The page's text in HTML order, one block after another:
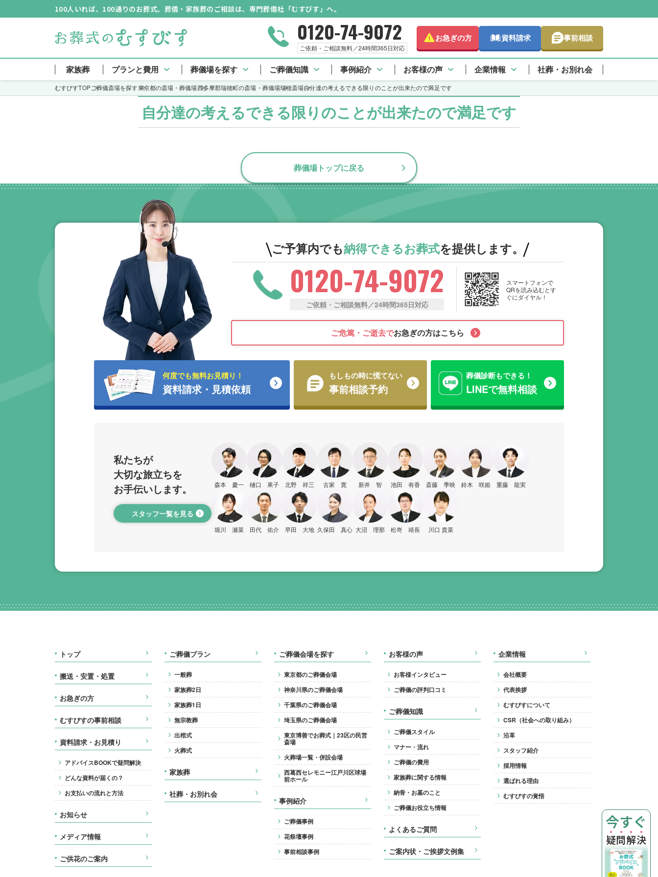
100人いれば、100通りのお葬式。葬儀・家族葬のご相談は、専門葬儀社「むすびす」へ。
0120-74-9072
ご依頼・ご相談無料／24時間365日対応
お急ぎの方 資料請求 事前相談
家族葬 プランと費用 葬儀場を探す ご葬儀知識 事例紹介 お客様の声 企業情報 社葬・お別れ会
むすびすTOPご葬儀斎場を探す東京都の斎場・葬儀場西多摩郡瑞穂町の斎場・葬儀場瑞穂斎場自分達の考えるできる限りのことが出来たので満足です
自分達の考えるできる限りのことが出来たので満足です
葬儀場トップに戻る
瑞穂斎場 TOP 施設料金 口コミ一覧 アクセス情報
さらに詳しく
ご予算内でも納得できるお葬式を提供します。
0120-74-9072
ご依頼・ご相談無料／24時間365日対応
スマートフォンで
QRを読み込むとす
ぐにダイヤル！
ご危篤・ご逝去でお急ぎの方はこちら
何度でも無料お見積り！
資料請求・ 見積依頼
もしもの時に慌てない
事前相談予約
葬儀診断もできる！
LINEで無料相談
私たちが
大切な旅立ちを
お手伝いします。
スタッフ一覧を見る
森本 慶一 樋口 果子 北野 祥三 古家 寛 新井 智 池田 有香 斎藤 季映 鈴木 咲姫 重藤 龍実
堀川 瀬菜 田代 佑介 早田 大地 久保田 真心 大沼 理那 松嵜 靖長 川口 貴菜
トップ
搬送・安置・処置
お急ぎの方
むすびすの事前相談
資料請求・お見積り
アドバイスBOOKで疑問解決
どんな資料が届くの？
お支払いの流れと方法
お知らせ
メディア情報
ご供花のご案内
ご葬儀プラン
一般葬
家族葬2日
家族葬1日
無宗教葬
出棺式
火葬式
家族葬
社葬・お別れ会
ご葬儀会場を探す
東京都のご葬儀会場
神奈川県のご葬儀会場
千葉県のご葬儀会場
埼玉県のご葬儀会場
東京博善でお葬式｜23区の民営
斎場
火葬場一覧・併設会場
西葛西セレモニー江戸川区球場
前ホール
事例紹介
ご葬儀事例
花祭壇事例
事前相談事例
お客様の声
お客様インタビュー
ご葬儀の評判口コミ
ご葬儀知識
ご葬儀スタイル
マナー・流れ
ご葬儀の費用
家族葬に関する情報
納骨・お墓のこと
ご葬儀お役立ち情報
よくあるご質問
ご案内状・ご挨拶文例集
企業情報
会社概要
代表挨拶
むすびすについて
CSR（社会への取り組み）
沿革
スタッフ紹介
採用情報
選ばれる理由
むすびすの覚悟
今すぐ
疑問解決